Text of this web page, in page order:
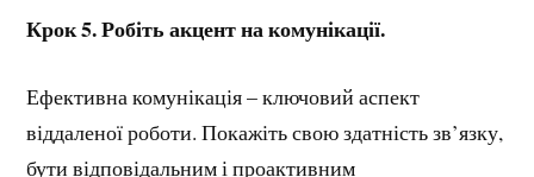
Крок 5. Робіть акцент на комунікації.
Ефективна комунікація – ключовий аспект
віддаленої роботи. Покажіть свою здатність зв’язку,
бути відповідальним і проактивним